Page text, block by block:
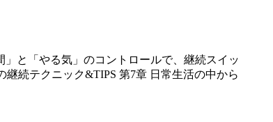
と「やる気」のコントロールで、継続スイッ
続テクニック&TIPS 第7章 日常生活の中から